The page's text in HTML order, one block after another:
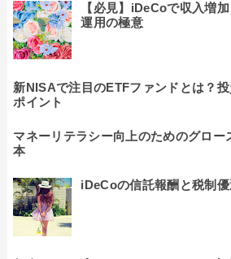
【必見】iDeCoで収入増
運用の極意
新NISAで注目のETFファンドとは？
ポイント
マネーリテラシー向上のためのグロー
本
iDeCoの信託報酬と税制